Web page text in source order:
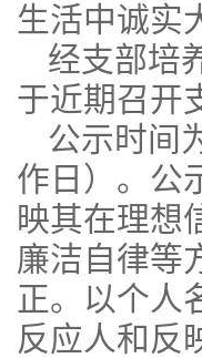
生活中诚实
经支部培
于近期召开
公示时间
作日）。公
映其在理想
廉洁自律等
正。以个人
反应人和反